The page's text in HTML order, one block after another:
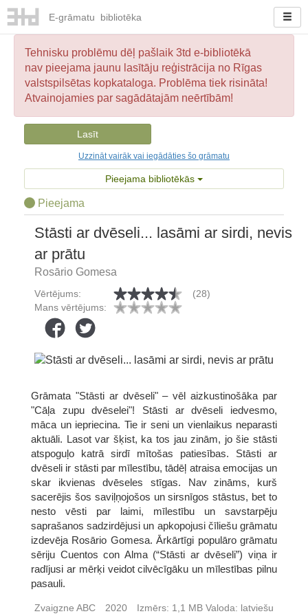
E-grāmatu bibliotēka
Tehnisku problēmu dēļ pašlaik 3td e-bibliotēkā
nav pieejama jaunu lasītāju reģistrācija no Rīgas
valstspilsētas kopkataloga. Problēma tiek risināta!
Atvainojamies par sagādātajām neērtībām!
Lasīt
Uzzināt vairāk vai iegādāties šo grāmatu
Pieejama bibliotēkās
Pieejama
Stāsti ar dvēseli... lasāmi ar sirdi, nevis
ar prātu
Rosārio Gomesa
Vērtējums:
(28)
Mans vērtējums:
Grāmata "Stāsti ar dvēseli" – vēl aizkustinošāka par
"Cāļa zupu dvēselei"! Stāsti ar dvēseli iedvesmo,
māca un iepriecina. Tie ir seni un vienlaikus neparasti
aktuāli. Lasot var šķist, ka tos jau zinām, jo šie stāsti
atspoguļo katrā sirdī mītošas patiesības. Stāsti ar
dvēseli ir stāsti par mīlestību, tādēļ atraisa emocijas un
skar ikvienas dvēseles stīgas. Nav zināms, kurš
sacerējis šos saviļņojošos un sirsnīgos stāstus, bet to
nesto vēsti par laimi, mīlestību un savstarpēju
saprašanos sadzirdējusi un apkopojusi čīliešu grāmatu
izdevēja Rosārio Gomesa. Ārkārtīgi populāro grāmatu
sēriju Cuentos con Alma (“Stāsti ar dvēseli”) viņa ir
radījusi ar mērķi veidot cilvēcīgāku un mīlestības pilnu
pasauli.
Zvaigzne ABC 2020 Izmērs: 1,1 MB Valoda: latviešu